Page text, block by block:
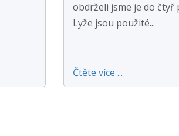
obdrželi jsme je do čtyř
Lyže jsou použité...
Čtěte více ...